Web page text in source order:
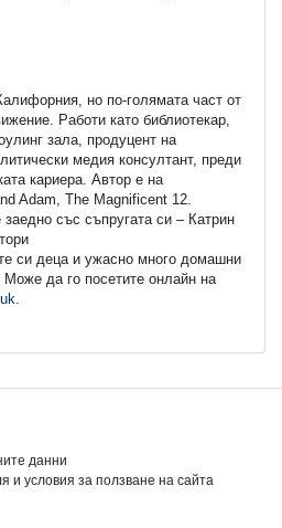
но по-голямата част от
Работи като библиотекар,
зала, продуцент на
медия консултант, преди
кариера. Автор е на
Adam, The Magnificent 12.
със съпругата си – Катрин
си деца и ужасно много домашни
да го посетите онлайн на
данни
и условия за ползване на сайта